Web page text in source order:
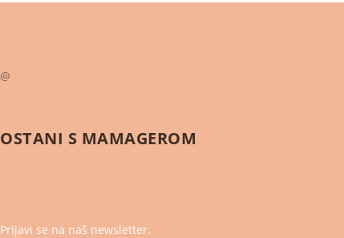
@
OSTANI S MAMAGEROM
Prijavi se na naš newsletter.